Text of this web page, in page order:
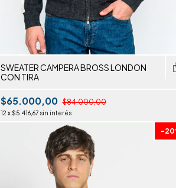
SWEATER CAMPERA BROSS LONDON
CON TIRA
$65.000,00 $84.000,00
12 x $5.416,67 sin interés
-20